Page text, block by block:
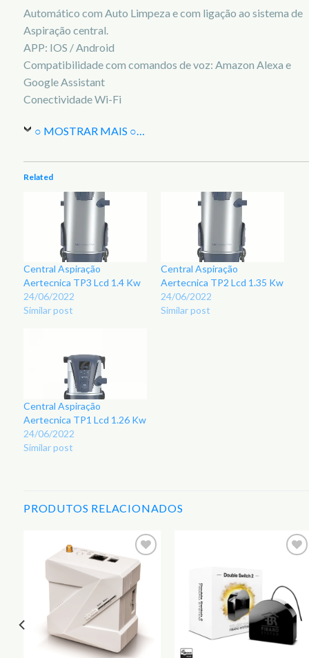
Automático com Auto Limpeza e com ligação ao sistema de
Aspiração central.
APP: IOS / Android
Compatibilidade com comandos de voz: Amazon Alexa e
Google Assistant
Conectividade Wi-Fi
○ MOSTRAR MAIS ○…
Related
Central Aspiração
Aertecnica TP3 Lcd 1.4 Kw
24/06/2022
Similar post
Central Aspiração
Aertecnica TP2 Lcd 1.35 Kw
24/06/2022
Similar post
Central Aspiração
Aertecnica TP1 Lcd 1.26 Kw
24/06/2022
Similar post
PRODUTOS RELACIONADOS
Adicionar
aos
Favoritos
Favoritos